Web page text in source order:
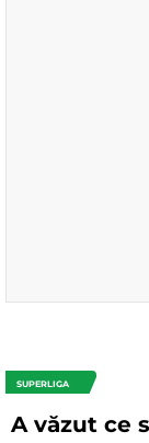
SUPERLIGA
A văzut ce